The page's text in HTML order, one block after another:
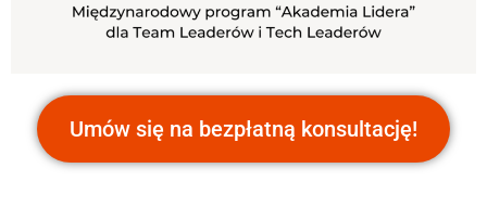
Umów się na bezpłatną konsultację!